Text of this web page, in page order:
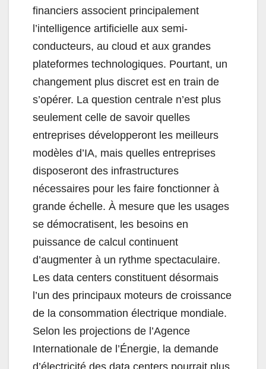
financiers associent principalement
l’intelligence artificielle aux semi-
conducteurs, au cloud et aux grandes
plateformes technologiques. Pourtant, un
changement plus discret est en train de
s’opérer. La question centrale n’est plus
seulement celle de savoir quelles
entreprises développeront les meilleurs
modèles d’IA, mais quelles entreprises
disposeront des infrastructures
nécessaires pour les faire fonctionner à
grande échelle. À mesure que les usages
se démocratisent, les besoins en
puissance de calcul continuent
d’augmenter à un rythme spectaculaire.
Les data centers constituent désormais
l’un des principaux moteurs de croissance
de la consommation électrique mondiale.
Selon les projections de l’Agence
Internationale de l’Énergie, la demande